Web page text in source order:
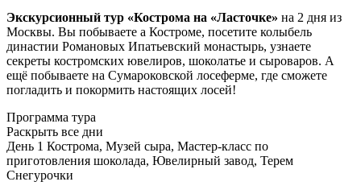
Экскурсионный тур «Кострома на «Ласточке» на 2 дня из
Москвы. Вы побываете а Костроме, посетите колыбель
династии Романовых Ипатьевский монастырь, узнаете
секреты костромских ювелиров, шоколатье и сыроваров. А
ещё побываете на Сумароковской лосеферме, где сможете
погладить и покормить настоящих лосей!
Программа тура
Раскрыть все дни
День 1 Кострома, Музей сыра, Мастер-класс по
приготовления шоколада, Ювелирный завод, Терем
Снегурочки